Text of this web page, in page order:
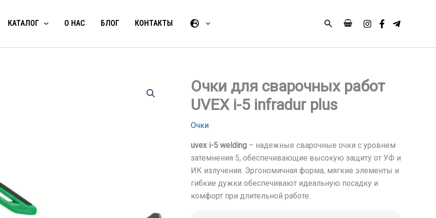
КАТАЛОГ О НАС БЛОГ КОНТАКТЫ Поиск
Очки для сварочных работ
UVEX i-5 infradur plus
Очки
uvex i-5 welding – надежные сварочные очки с уровнем
затемнения 5, обеспечивающие высокую защиту от УФ и
ИК излучения. Эргономичная форма, мягкие элементы и
гибкие дужки обеспечивают идеальную посадку и
комфорт при длительной работе.